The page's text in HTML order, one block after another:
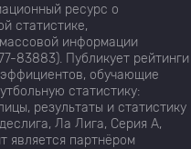
ресурс о
статистике,
информации
83883). Публикует рейтинги
обучающие
статистику:
результаты и статистику
Ла Лига, Серия А,
является партнёром